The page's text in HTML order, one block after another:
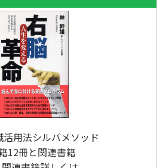
活用法シルバメソッド
12冊と関連書籍